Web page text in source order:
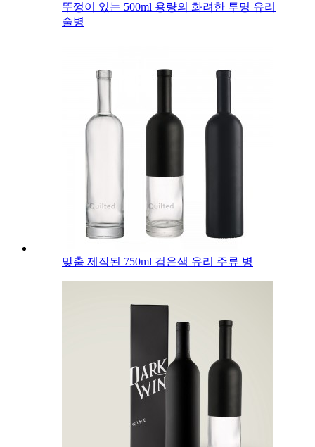
뚜껑이 있는 500ml 용량의 화려한 투명 유리
술병
맞춤 제작된 750ml 검은색 유리 주류 병